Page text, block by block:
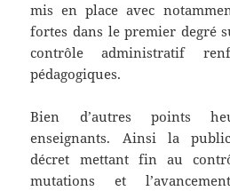
mis en place avec
fortes dans le premier degré
contrôle administratif
pédagogiques.
Bien d’autres points
enseignants. Ainsi la
décret mettant fin au
mutations et